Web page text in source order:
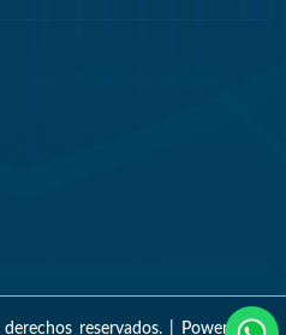
reservados. | Powered by